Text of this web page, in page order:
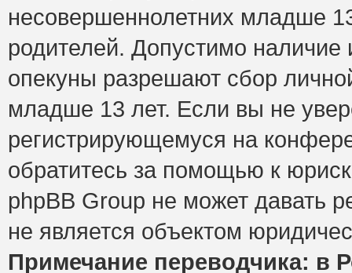
несовершеннолетних младше
родителей. Допустимо наличие
опекуны разрешают сбор
младше 13 лет. Если вы не
регистрирующемуся на
обратитесь за помощью к
phpBB Group не может давать
не является объектом
Примечание переводчика: в